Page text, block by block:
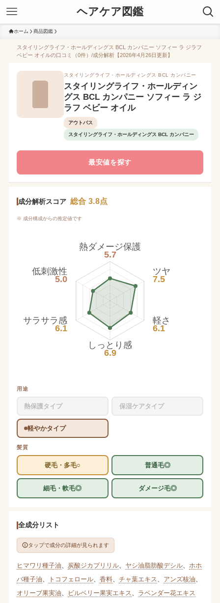
ヘアケア図鑑
ホーム 商品図鑑
スタイリングライフ・ホールディングス BCL カンパニー ソフィー ラ ジラフ
ベビー オイルの口コミ（0件）/成分解析【2026年4月26日更新】
スタイリングライフ・ホールディングス BCL カンパニー
スタイリングライフ・ホールディン
グス BCL カンパニー ソフィー ラ ジ
ラフ ベビー オイル
アウトバス
スタイリングライフ・ホールディングス BCL カンパニー
最安値を探す
成分解析スコア 総合 3.8点
※ 成分構成からの推定値です
熱ダメージ保護
5.7
ツヤ
7.5
軽さ
6.1
しっとり感
6.9
サラサラ感
6.1
低刺激性
5.0
用途
熱保護タイプ 保湿ケアタイプ
軽やかタイプ
髪質
硬毛・多毛○ 普通毛◎
細毛・軟毛◎ ダメージ毛◎
全成分リスト
タップで成分の詳細が見られます
ヒマワリ種子油 炭酸ジカプリリル、 ヤシ油脂肪酸デシル、 ホホ
バ種子油
トコフェロール、 香料、 チャ葉エキス アンズ核油
オリーブ果実油
ビルベリー果実エキス ラベンダー花エキス